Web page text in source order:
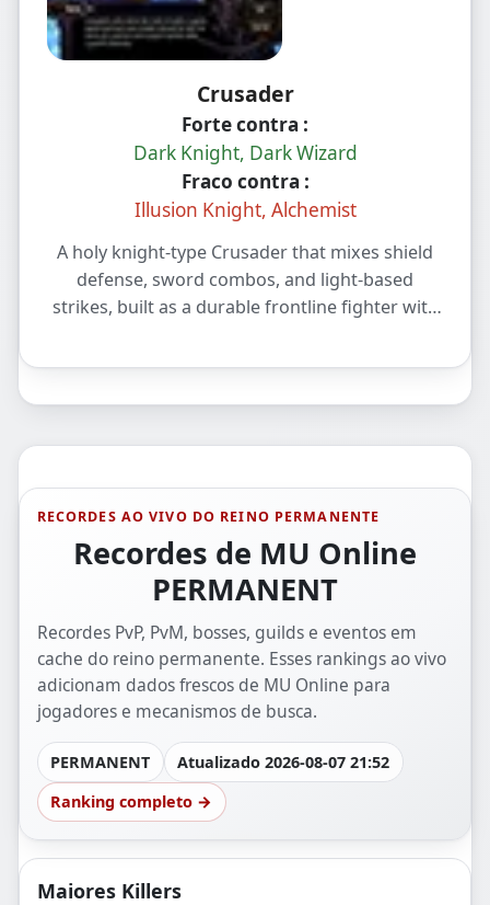
Crusader
Forte contra :
Dark Knight, Dark Wizard
Fraco contra :
Illusion Knight, Alchemist
A holy knight‑type Crusader that mixes shield
defense, sword combos, and light‑based
strikes, built as a durable frontline fighter with
auras.
RECORDES AO VIVO DO REINO PERMANENTE
Recordes de MU Online
PERMANENT
Recordes PvP, PvM, bosses, guilds e eventos em
cache do reino permanente. Esses rankings ao vivo
adicionam dados frescos de MU Online para
jogadores e mecanismos de busca.
PERMANENT
Atualizado 2026-08-07 21:52
Ranking completo →
Maiores Killers